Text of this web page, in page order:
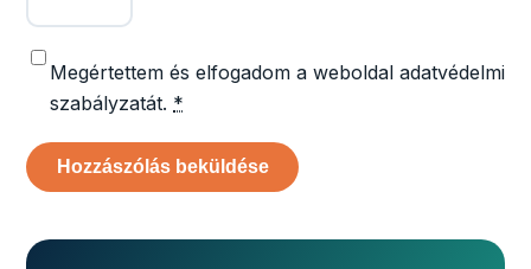
Megértettem és elfogadom a weboldal adatvédelmi
szabályzatát. *